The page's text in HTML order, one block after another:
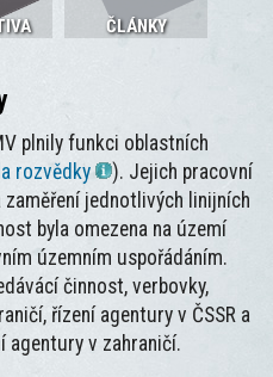
ČLÁNKY
plnily funkci oblastních
rozvědky
). Jejich pracovní
zaměření jednotlivých linijních
byla omezena na území
územním uspořádáním.
činnost, verbovky,
řízení agentury v ČSSR a
agentury v zahraničí.